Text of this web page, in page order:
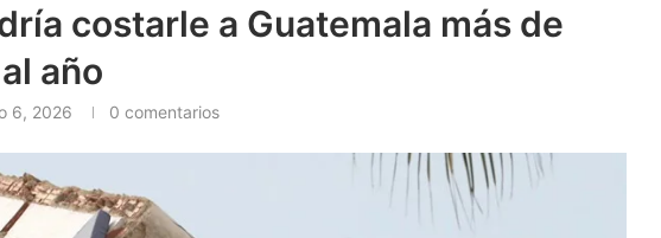
costarle a Guatemala más de
año
6, 2026 0 comentarios